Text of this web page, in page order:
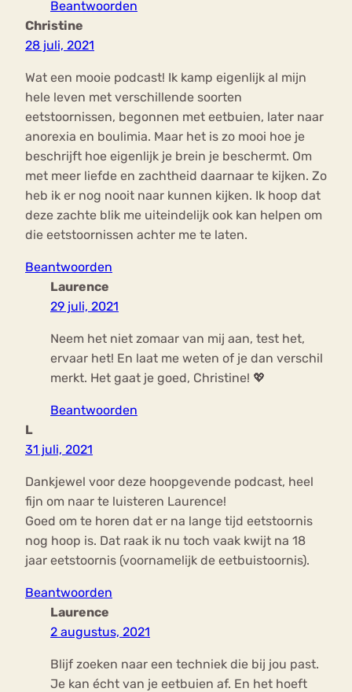
Beantwoorden
Christine
28 juli, 2021
Wat een mooie podcast! Ik kamp eigenlijk al mijn
hele leven met verschillende soorten
eetstoornissen, begonnen met eetbuien, later naar
anorexia en boulimia. Maar het is zo mooi hoe je
beschrijft hoe eigenlijk je brein je beschermt. Om
met meer liefde en zachtheid daarnaar te kijken. Zo
heb ik er nog nooit naar kunnen kijken. Ik hoop dat
deze zachte blik me uiteindelijk ook kan helpen om
die eetstoornissen achter me te laten.
Beantwoorden
Laurence
29 juli, 2021
Neem het niet zomaar van mij aan, test het,
ervaar het! En laat me weten of je dan verschil
merkt. Het gaat je goed, Christine! 💖
Beantwoorden
L
31 juli, 2021
Dankjewel voor deze hoopgevende podcast, heel
fijn om naar te luisteren Laurence!
Goed om te horen dat er na lange tijd eetstoornis
nog hoop is. Dat raak ik nu toch vaak kwijt na 18
jaar eetstoornis (voornamelijk de eetbuistoornis).
Beantwoorden
Laurence
2 augustus, 2021
Blijf zoeken naar een techniek die bij jou past.
Je kan écht van je eetbuien af. En het hoeft